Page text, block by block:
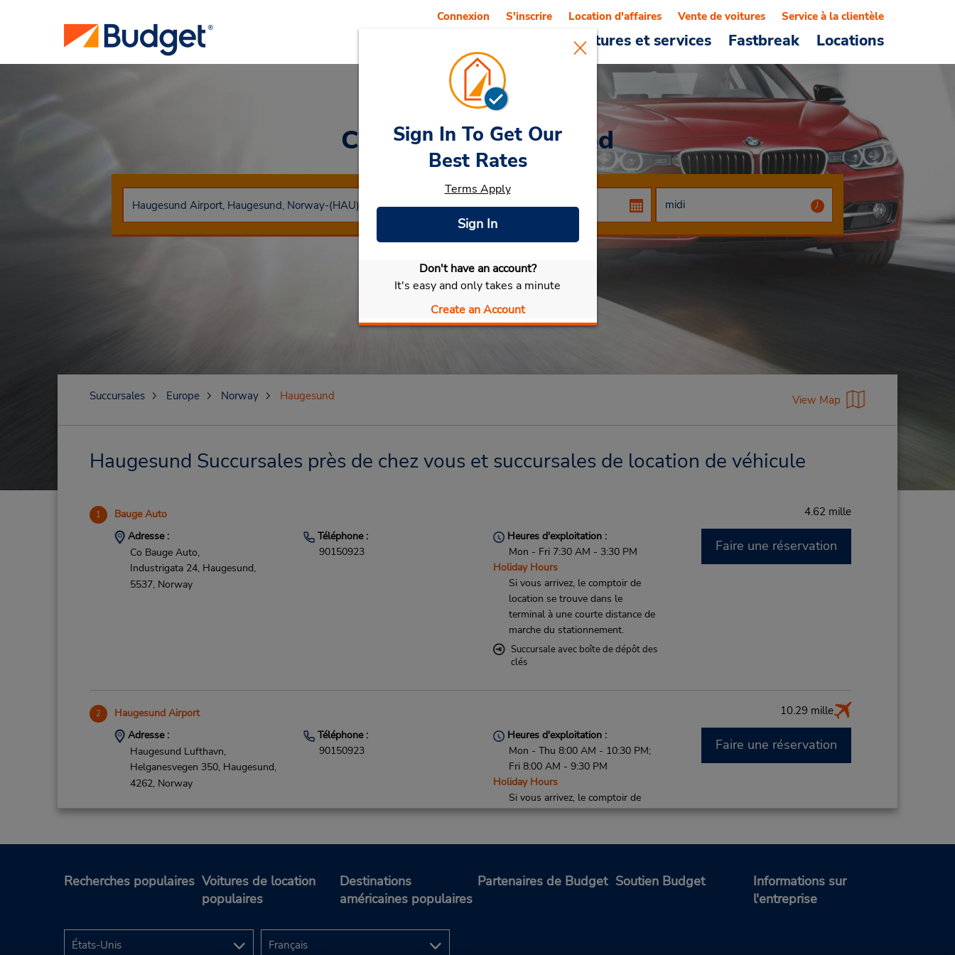
Voitures et services Fastbreak Locations
Connexion S'inscrire Location d'affaires Vente de voitures Service à la clientèle
Car RentalHaugesund
Sélectionner ma voiture
Sign In To Get Our
Best Rates
Terms Apply
Sign In
Don't have an account?
It's easy and only takes a minute
Create an Account
Succursales Europe Norway Haugesund View Map
Haugesund Succursales près de chez vous et succursales de location de véhicule
1 Bauge Auto 4.62 mille
Adresse :
Co Bauge Auto,
Industrigata 24, Haugesund,
5537, Norway
Téléphone :
90150923
Heures d'exploitation :
Mon - Fri 7:30 AM - 3:30 PM
Holiday Hours
Si vous arrivez, le comptoir de
location se trouve dans le
terminal à une courte distance de
marche du stationnement.
Succursale avec boîte de dépôt des
clés
Faire une réservation
2 Haugesund Airport 10.29 mille
Adresse :
Haugesund Lufthavn,
Helganesvegen 350, Haugesund,
4262, Norway
Téléphone :
90150923
Heures d'exploitation :
Mon - Thu 8:00 AM - 10:30 PM;
Fri 8:00 AM - 9:30 PM
Holiday Hours
Si vous arrivez, le comptoir de
location se trouve dans le
marche du stationnement.
clés
Faire une réservation
Recherches populaires Voitures de location
populaires
Destinations
américaines populaires
Partenaires de Budget Soutien Budget
Informations sur
l'entreprise